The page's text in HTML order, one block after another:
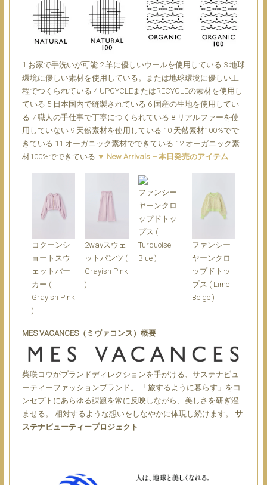
1 お家で手洗いが可能 2 羊に優しいウールを使用している 3 地球
環境に優しい素材を使用している。または地球環境に優しい工
程でつくられている 4 UPCYCLEまたはRECYCLEの素材を使用し
ている 5 日本国内で縫製されている 6 国産の生地を使用してい
る 7 職人の手仕事で丁寧につくられている 8 リアルファーを使
用していない 9 天然素材を使用している 10 天然素材100%でで
きている 11 オーガニック素材でできている 12 オーガニック素
材100%でできている ▼ New Arrivals – 本日発売のアイテム
コクーンシ
ョートスウ
ェットパー
カー (
Grayish Pink
)
2wayスウェ
ットパンツ (
Grayish Pink
)
ファンシー
ヤーンクロ
ップドトッ
プス (
Turquoise
Blue )
ファンシー
ヤーンクロ
ップドトッ
プス ( Lime
Beige )
MES VACANCES（ミヴァコンス）概要
柴咲コウがブランドディレクションを手がける、サステナビュ
ーティーファッションブランド。 「旅するように暮らす」をコ
ンセプトにあらゆる課題を常に反映しながら、美しさを研ぎ澄
ませる。 相対するような想いをしなやかに体現し続けます。 サ
ステナビューティープロジェクト